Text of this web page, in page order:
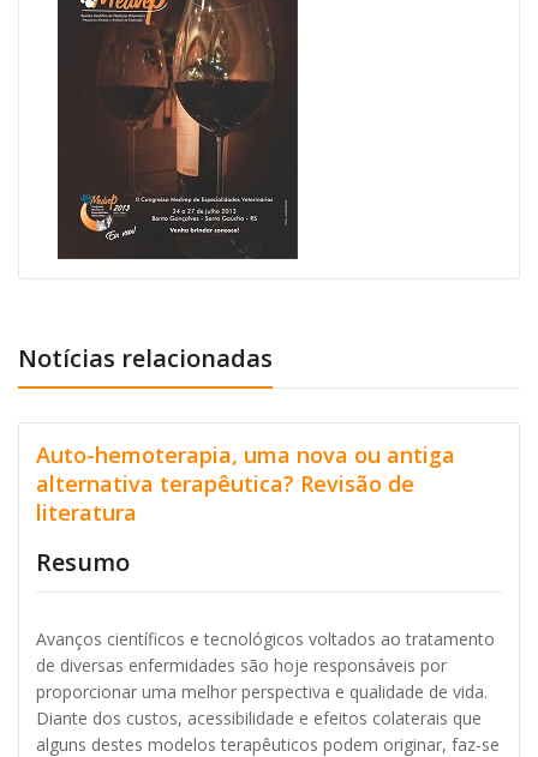
Notícias relacionadas
Auto-hemoterapia, uma nova ou antiga
alternativa terapêutica? Revisão de
literatura
Resumo
Avanços científicos e tecnológicos voltados ao tratamento
de diversas enfermidades são hoje responsáveis por
proporcionar uma melhor perspectiva e qualidade de vida.
Diante dos custos, acessibilidade e efeitos colaterais que
alguns destes modelos terapêuticos podem originar, faz-se